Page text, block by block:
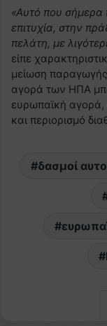
«Αυτό που σήμερα
επιτυχία, στην
πελάτη, με
είπε
μείωση
αγορά των ΗΠΑ
ευρωπαϊκή
και περιορισμό
δασμοί